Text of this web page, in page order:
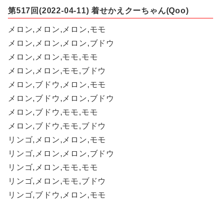
第517回(2022-04-11) 着せかえクーちゃん(Qoo)
メロン,メロン,メロン,モモ
メロン,メロン,メロン,ブドウ
メロン,メロン,モモ,モモ
メロン,メロン,モモ,ブドウ
メロン,ブドウ,メロン,モモ
メロン,ブドウ,メロン,ブドウ
メロン,ブドウ,モモ,モモ
メロン,ブドウ,モモ,ブドウ
リンゴ,メロン,メロン,モモ
リンゴ,メロン,メロン,ブドウ
リンゴ,メロン,モモ,モモ
リンゴ,メロン,モモ,ブドウ
リンゴ,ブドウ,メロン,モモ